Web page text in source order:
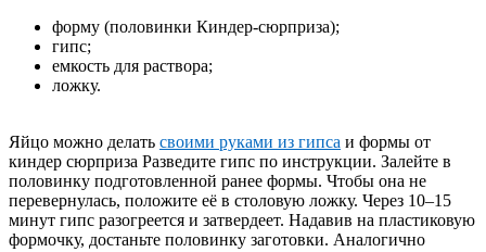
форму (половинки Киндер-сюрприза);
гипс;
емкость для раствора;
ложку.
Яйцо можно делать своими руками из гипса и формы от
киндер сюрприза Разведите гипс по инструкции. Залейте в
половинку подготовленной ранее формы. Чтобы она не
перевернулась, положите её в столовую ложку. Через 10–15
минут гипс разогреется и затвердеет. Надавив на пластиковую
формочку, достаньте половинку заготовки. Аналогично